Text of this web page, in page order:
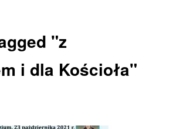
"z
i dla Kościoła"